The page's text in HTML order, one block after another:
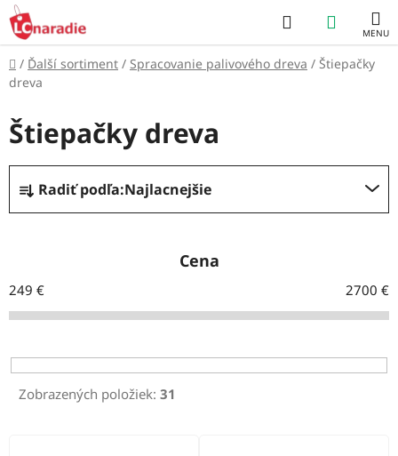
Prejsť
na
obsah
Hľadať
KOŠÍK
Domov
/ Ďalší sortiment / Spracovanie palivového dreva / Štiepačky
dreva
Štiepačky dreva
R
a
n
i
p
r
Radiť podľa:Najlacnejšie
Cena
249 € 2700 €
Zobrazených položiek: 31